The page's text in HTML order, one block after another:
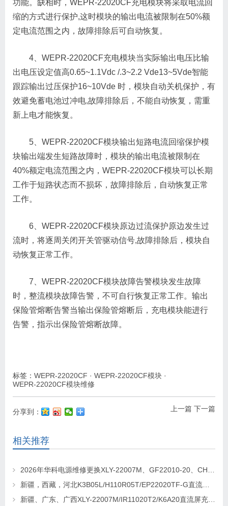
功能。缺相时，WEPR-22020CF充电模块将采取电流回
缩的方式进行保护,这时模块的输出电流被限制在50%额
定电流范围之内，故障排除后可自动恢复。
4、WEPR-22020CF充电模块当实际输出电压比输
出电压设定值高0.65~1.1Vdc /.3~2.2 Vde13~5Vde智能
跟踪输出过压保护16~10Vde 时，模块自动关机保护，有
效避免蓄电池过冲电,故障排除后，不能自动恢复，需重
新上电才能恢复。
5、WEPR-22020CF模块输出短路电流回缩保护模
块输出端发生短路故障时，模块的输出电流被限制在
40%额定电流范围之内，WEPR-22020CF模块可以长期
工作于短路状态而不损坏，故障排除后，自动恢复正常
工作。
6、WEPR-22020CF模块原边过流保护原边发生过
流时，将逐周关闭开关管驱动信号,故障排除后，模块自
动恢复正常工作。
7、WEPR-22020CF模块故障告警模块发生故障
时，整流模块故障告警，不可自行恢复正常工作。输出
保险管熔断告警当输出保险管熔断后，充电模块能进行
告警，指示出保险管熔断故障。
标签： WEPR-22020CF · WEPR-22020CF模块 ·
WEPR-22020CF模块维修
上一篇 下一篇
分享到：
相关推荐
2026年华科电源维修更换XLY-22007M、GF22010-20、CHR-22020直流屏充电模块
新疆，西藏，河北K3B05L/H110R05T/EP22020TF-G直流屏充电模块维修更换
新疆、广东、广西XLY-22007M/IR11020T2/K6A20直流屏充电模块维修更换